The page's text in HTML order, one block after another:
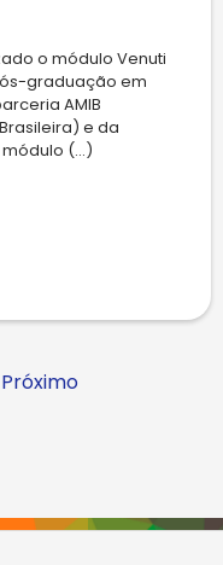
o módulo Venuti
graduação em
AMIB
e da
módulo (...)
Próximo